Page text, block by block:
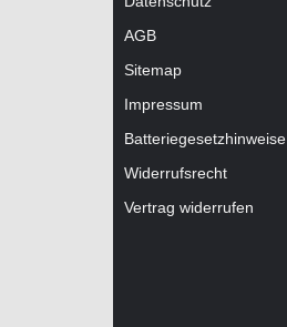
AGB
Sitemap
Impressum
Batteriegesetzhinweise
Widerrufsrecht
Vertrag widerrufen